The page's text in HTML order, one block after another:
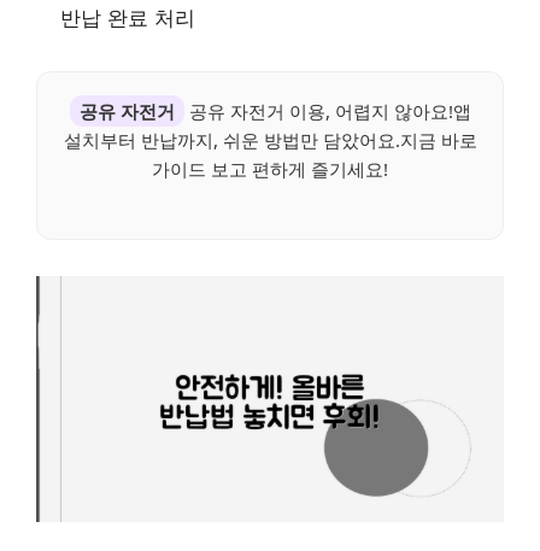
반납 완료 처리
공유 자전거
공유 자전거 이용, 어렵지 않아요!앱
설치부터 반납까지, 쉬운 방법만 담았어요.지금 바로
가이드 보고 편하게 즐기세요!